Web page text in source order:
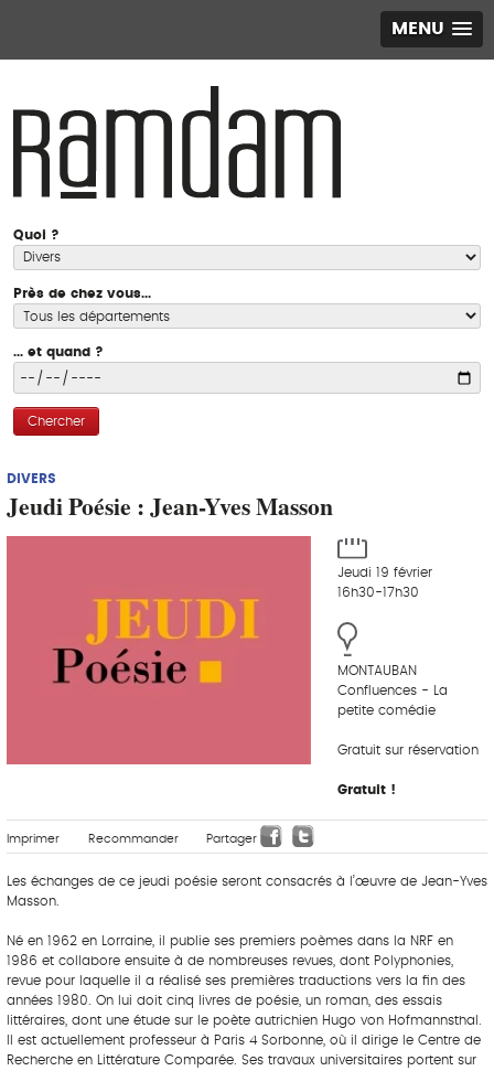
MENU
Quoi ?
Près de chez vous...
... et quand ?
Chercher
DIVERS
Jeudi Poésie : Jean-Yves Masson
Jeudi 19 février
16h30-17h30
MONTAUBAN
Confluences - La
petite comédie
Gratuit sur réservation
Gratuit !
Imprimer Recommander Partager
Les échanges de ce jeudi poésie seront consacrés à l’œuvre de Jean-Yves
Masson.
Né en 1962 en Lorraine, il publie ses premiers poèmes dans la NRF en
1986 et collabore ensuite à de nombreuses revues, dont Polyphonies,
revue pour laquelle il a réalisé ses premières traductions vers la fin des
années 1980. On lui doit cinq livres de poésie, un roman, des essais
littéraires, dont une étude sur le poète autrichien Hugo von Hofmannsthal.
Il est actuellement professeur à Paris 4 Sorbonne, où il dirige le Centre de
Recherche en Littérature Comparée. Ses travaux universitaires portent sur